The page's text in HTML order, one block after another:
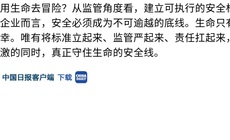
用生命去冒险？从监管角度看，建立可执行的安
企业而言，安全必须成为不可逾越的底线。生命只
幸。唯有将标准立起来、监管严起来、责任扛起
激的同时，真正守住生命的安全线。